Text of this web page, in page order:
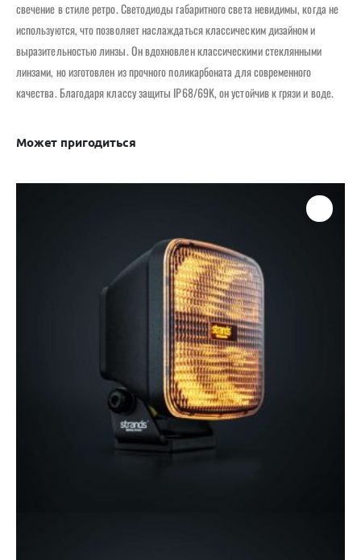
свечение в стиле ретро. Светодиоды габаритного света невидимы, когда не
используются, что позволяет наслаждаться классическим дизайном и
выразительностью линзы. Он вдохновлен классическими стеклянными
линзами, но изготовлен из прочного поликарбоната для современного
качества. Благодаря классу защиты IP68/69K, он устойчив к грязи и воде.
Может пригодиться